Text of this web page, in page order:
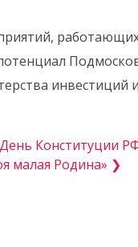
инвестиций
Конституции
малая Родина» ❯